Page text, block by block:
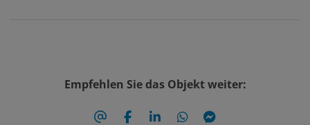
Empfehlen Sie das Objekt weiter: